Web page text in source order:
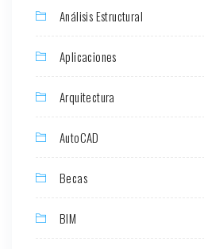
Análisis Estructural
Aplicaciones
Arquitectura
AutoCAD
Becas
BIM